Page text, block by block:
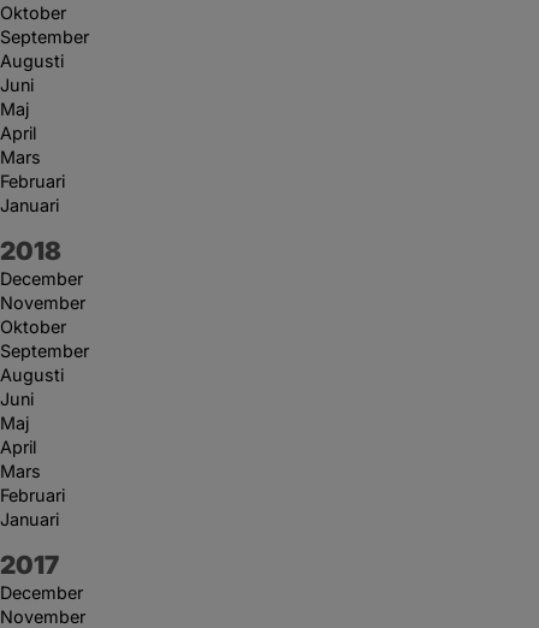
Oktober
September
Augusti
Juni
Maj
April
Mars
Februari
Januari
År:
2018
December
November
Oktober
September
Augusti
Juni
Maj
April
Mars
Februari
Januari
År:
2017
December
November